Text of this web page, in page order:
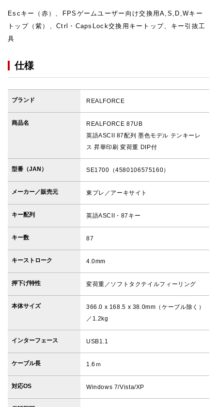
Escキー（赤）、FPSゲームユーザー向け交換用A,S,D,Wキー
トップ（紫）、Ctrl・CapsLock交換用キートップ、キー引抜工
具
仕様
ブランド REALFORCE
商品名
REALFORCE 87UB
英語ASCII 87配列 墨色モデル テンキーレ
ス 昇華印刷 変荷重 DIP付
型番（JAN） SE1700（4580106575160）
メーカー／販売元 東プレ／アーキサイト
キー配列 英語ASCII・87キー
キー数 87
キーストローク 4.0mm
押下げ特性 変荷重／ソフトタクテイルフィーリング
本体サイズ
366.0 x 168.5 x 38.0mm（ケーブル除く）
／1.2kg
インターフェース USB1.1
ケーブル長 1.6ｍ
対応OS Windows 7/Vista/XP